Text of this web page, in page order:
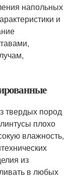
напольных
и
твердых пород
плохо
влажность,
из
в любых